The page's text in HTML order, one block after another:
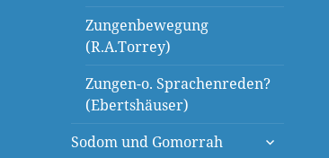
Zungenbewegung
(R.A.Torrey)
Zungen-o. Sprachenreden?
(Ebertshäuser)
Sodom und Gomorrah
untermenü